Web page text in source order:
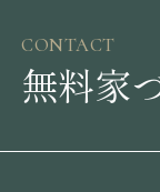
CONTACT
無料家